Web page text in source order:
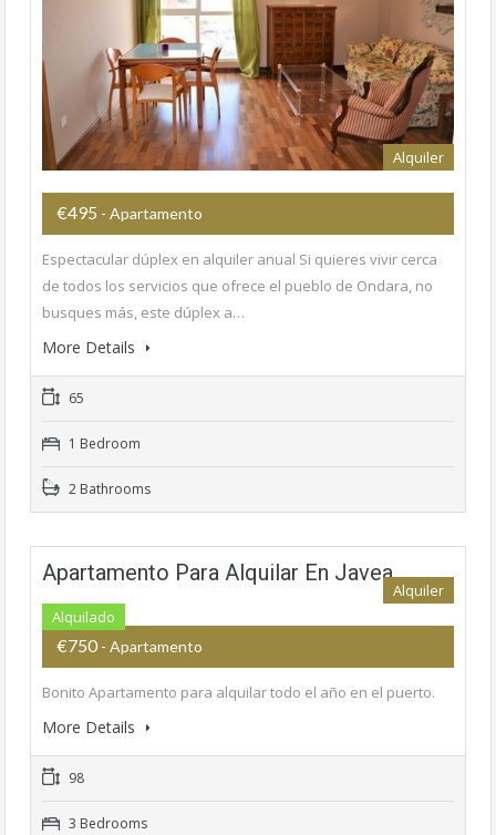
Alquiler
€495 - Apartamento
Espectacular dúplex en alquiler anual Si quieres vivir cerca
de todos los servicios que ofrece el pueblo de Ondara, no
busques más, este dúplex a…
More Details
65
1 Bedroom
2 Bathrooms
Apartamento Para Alquilar En Javea
Alquilado
Alquiler
€750 - Apartamento
Bonito Apartamento para alquilar todo el año en el puerto.
More Details
98
3 Bedrooms